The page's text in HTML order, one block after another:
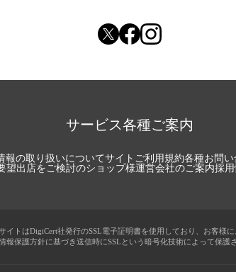
サービス各種ご案内
報の取り扱いについてサイトご利用規約各種お問い
望出店をご検討のショップ様運営会社のご案内採
イトはDigiCert社発行のSSL電子証明書を使用しており、お客様
報保護方針に基づき送信時にSSLという暗号化技術によって保護